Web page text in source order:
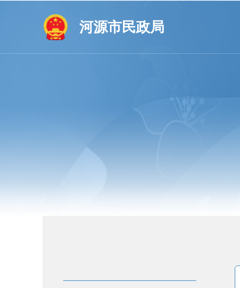
河源市民政局